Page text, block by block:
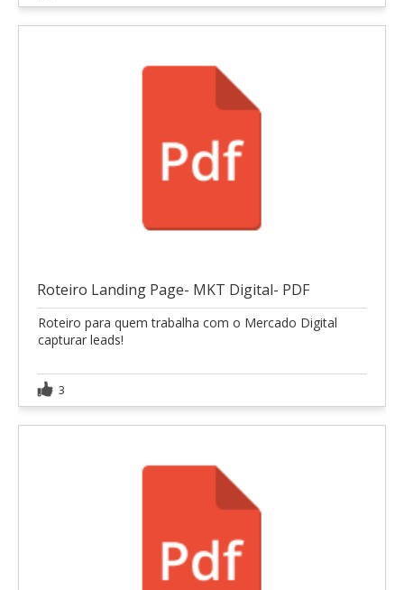
Roteiro Landing Page- MKT Digital- PDF
Roteiro para quem trabalha com o Mercado Digital
capturar leads!
3